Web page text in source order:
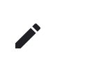
edit